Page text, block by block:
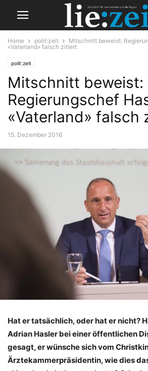
Home polit:zeit
Mitschnitt beweist:
«Vaterland» falsch zitiert
polit:zeit
Mitschnitt beweist:
Regierungschef
«Vaterland» falsch
15. Dezember 2016
Hat er tatsächlich, oder hat er nicht?
Adrian Hasler bei einer öffentlichen
gesagt, er wünsche sich vom
Ärztekammerpräsidentin, wie dies